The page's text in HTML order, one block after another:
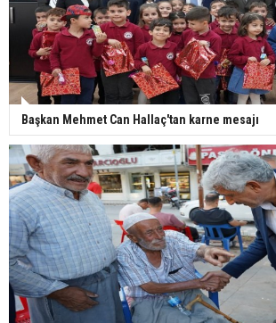
Başkan Mehmet Can Hallaç'tan karne mesajı